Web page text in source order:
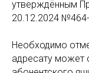
утверждённым
20.12.2024
Необходимо
адресату может